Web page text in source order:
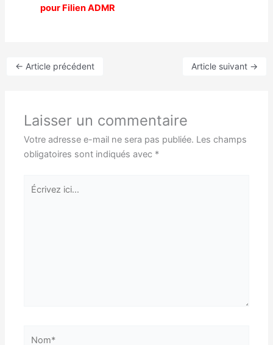
pour Filien ADMR
← Article précédent Article suivant →
Laisser un commentaire
Votre adresse e-mail ne sera pas publiée. Les champs
obligatoires sont indiqués avec *
Écrivez
ici…